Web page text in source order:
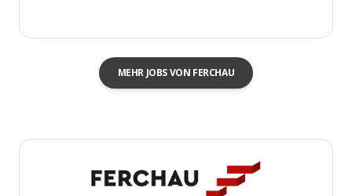
MEHR JOBS VON FERCHAU